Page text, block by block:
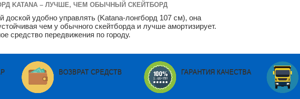
KATANA – ЛУЧШЕ, ЧЕМ ОБЫЧНЫЙ СКЕЙТБОРД
доской удобно управлять (Katana-лонгборд 107 см), она
чем у обычного скейтборда и лучше амортизирует.
средство передвижения по городу.
ВОЗВРАТ СРЕДСТВ ГАРАНТИЯ КАЧЕСТВА